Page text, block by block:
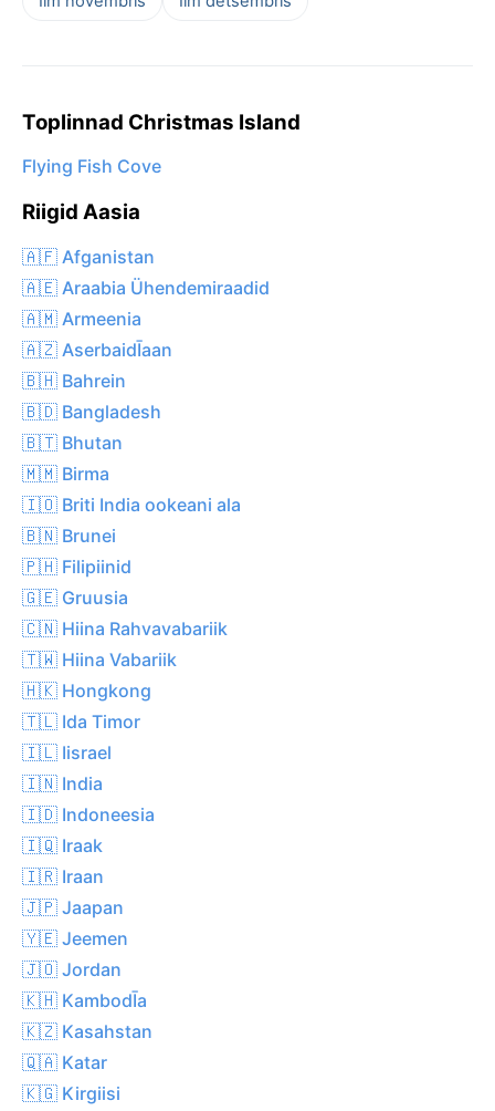
Toplinnad Christmas Island
Flying Fish Cove
Riigid Aasia
🇦🇫 Afganistan
🇦🇪 Araabia Ühendemiraadid
🇦🇲 Armeenia
🇦🇿 AserbaidĪaan
🇧🇭 Bahrein
🇧🇩 Bangladesh
🇧🇹 Bhutan
🇲🇲 Birma
🇮🇴 Briti India ookeani ala
🇧🇳 Brunei
🇵🇭 Filipiinid
🇬🇪 Gruusia
🇨🇳 Hiina Rahvavabariik
🇹🇼 Hiina Vabariik
🇭🇰 Hongkong
🇹🇱 Ida Timor
🇮🇱 Iisrael
🇮🇳 India
🇮🇩 Indoneesia
🇮🇶 Iraak
🇮🇷 Iraan
🇯🇵 Jaapan
🇾🇪 Jeemen
🇯🇴 Jordan
🇰🇭 KambodĪa
🇰🇿 Kasahstan
🇶🇦 Katar
🇰🇬 Kirgiisi